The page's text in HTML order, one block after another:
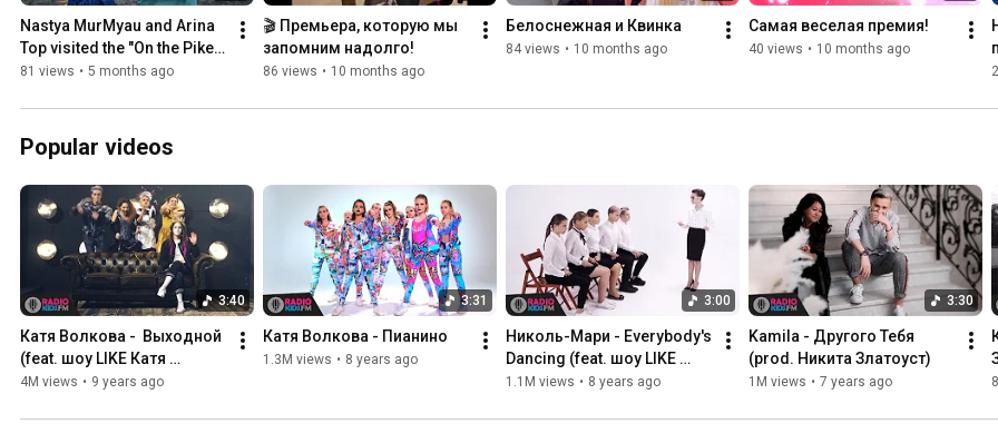
Nastya MurMyau and Arina
Top visited the "On the Pike"
children's football league.
81 views • 5 months ago
🎬 Премьера, которую мы
запомним надолго!
86 views • 10 months ago
Белоснежная и Квинка
84 views • 10 months ago
Самая веселая премия!
40 views • 10 months ago
Popular videos
3:40
Катя Волкова -  Выходной
(feat. шоу LIKE Катя
Адушкина)
4M views • 9 years ago
3:31
Катя Волкова - Пианино
1.3M views • 8 years ago
3:00
Николь-Мари - Everybody's
Dancing (feat. шоу LIKE
Катя Адушкина)
1.1M views • 8 years ago
3:30
Kamila - Другого Тебя
(prod. Никита Златоуст)
1M views • 7 years ago